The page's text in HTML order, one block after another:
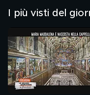
I più visti del